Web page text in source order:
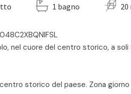
1 bagno 20
nel cuore del centro storico, a
storico del paese. Zona